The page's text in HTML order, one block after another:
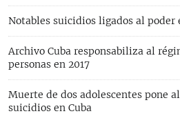
Notables suicidios ligados al poder
Archivo Cuba responsabiliza al
personas en 2017
Muerte de dos adolescentes pone
suicidios en Cuba